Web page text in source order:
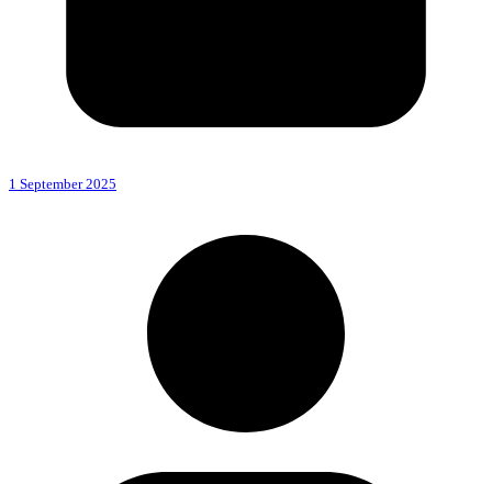
1 September 2025